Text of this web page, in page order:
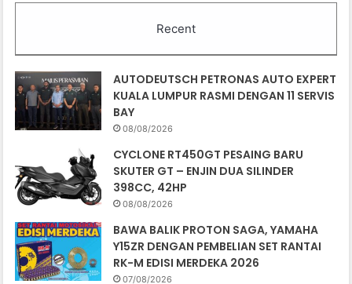
Recent
AUTODEUTSCH PETRONAS AUTO EXPERT
KUALA LUMPUR RASMI DENGAN 11 SERVIS
BAY
08/08/2026
CYCLONE RT450GT PESAING BARU
SKUTER GT – ENJIN DUA SILINDER
398CC, 42HP
08/08/2026
BAWA BALIK PROTON SAGA, YAMAHA
Y15ZR DENGAN PEMBELIAN SET RANTAI
RK-M EDISI MERDEKA 2026
07/08/2026